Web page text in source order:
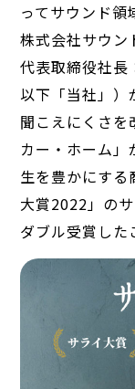
ってサウンド領
株式会社サウン
代表取締役社長
以下「当社」）
聞こえにくさを
カー・ホーム」
生を豊かにする
大賞2022」の
ダブル受賞した